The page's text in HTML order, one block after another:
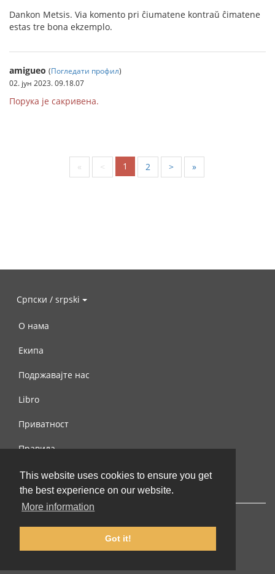
This website uses cookies to ensure you get
the best experience on our website.
More information
Got it!
Dankon Metsis. Via komento pri ĉiumatene kontraŭ ĉimatene
estas tre bona ekzemplo.
amigueo (Погледати профил)
02. јун 2023. 09.18.07
Порука је сакривена.
« < 1 2 > »
Српски / srpski
О нама
Екипа
Подржавајте нас
Libro
Приватност
Правила
Контактирајте нас
© 2002-2026 lernu.net |Impressum